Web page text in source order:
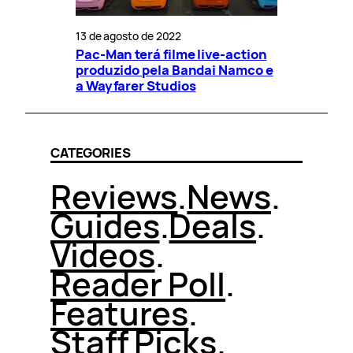
13 de agosto de 2022
Pac-Man terá filme live-action
produzido pela Bandai Namco e
a Wayfarer Studios
CATEGORIES
Reviews.News.
Guides.Deals.
Videos.
Reader Poll.
Features.
Staff Picks.